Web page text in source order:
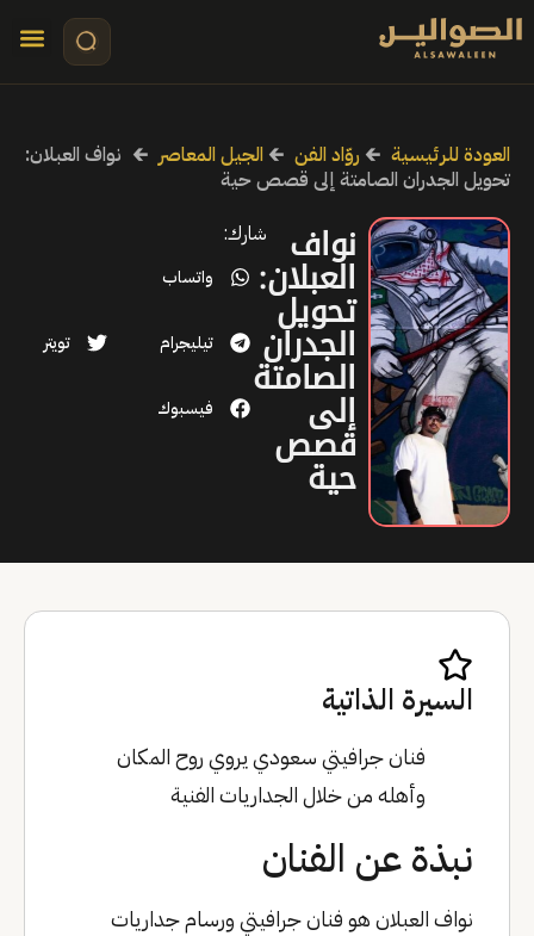
العودة للرئيسية 🡰 روّاد الفن 🡰 الجيل المعاصر 🡰 نواف العبلان:
تحويل الجدران الصامتة إلى قصص حية
نواف
العبلان:
تحويل
الجدران
الصامتة
إلى
قصص
حية
شارك:
واتساب
تيليجرام تويتر
فيسبوك
السيرة الذاتية
فنان جرافيتي سعودي يروي روح المكان
وأهله من خلال الجداريات الفنية
نبذة عن الفنان
نواف العبلان هو فنان جرافيتي ورسام جداريات